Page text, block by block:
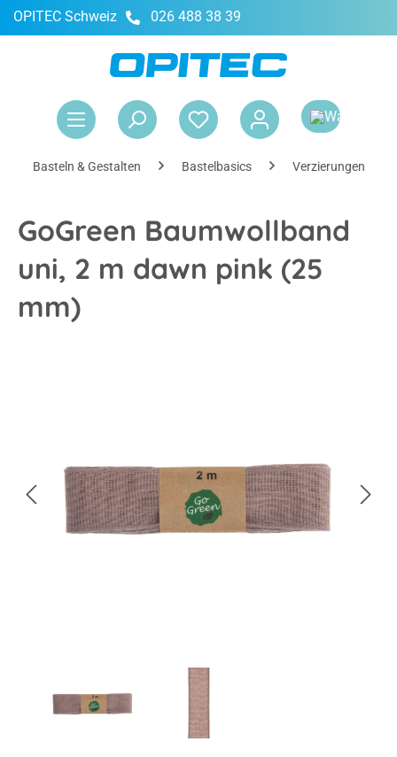
springen
OPITEC Schweiz 026 488 38 39
Basteln & Gestalten Bastelbasics Verzierungen &
GoGreen Baumwollband
uni, 2 m dawn pink (25
mm)